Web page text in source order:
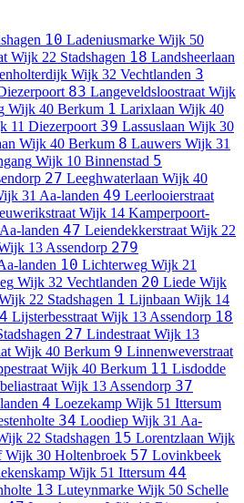
10 Ladeniusmarke Wijk 50
Wijk 22 Stadshagen 18 Landsheerlaan
Wijk 32 Vechtlanden 3
83 Langeveldsloostraat Wijk
Wijk 40 Berkum 1 Larixlaan Wijk 40
11 Diezerpoort 39 Lassuslaan Wijk 30
Wijk 40 Berkum 8 Lauwers Wijk 31
Wijk 10 Binnenstad 5
27 Leeghwaterlaan Wijk 40
31 Aa-landen 49 Leerlooierstraat
Wijk 14 Kamperpoort-
landen 47 Leiendekkerstraat Wijk 22
13 Assendorp 279
landen 10 Lichterweg Wijk 21
Wijk 32 Vechtlanden 20 Liede Wijk
22 Stadshagen 1 Lijnbaan Wijk 14
Lijsterbesstraat Wijk 13 Assendorp 18
27 Lindestraat Wijk 13
Wijk 40 Berkum 9 Linnenweverstraat
Wijk 40 Berkum 11 Lisdodde
Wijk 13 Assendorp 37
4 Loezekamp Wijk 51 Ittersum
34 Loodiep Wijk 31 Aa-
22 Stadshagen 15 Lorentzlaan Wijk
Wijk 30 Holtenbroek 57 Lovinkbeek
Wijk 51 Ittersum 44
13 Luteynmarke Wijk 50 Schelle